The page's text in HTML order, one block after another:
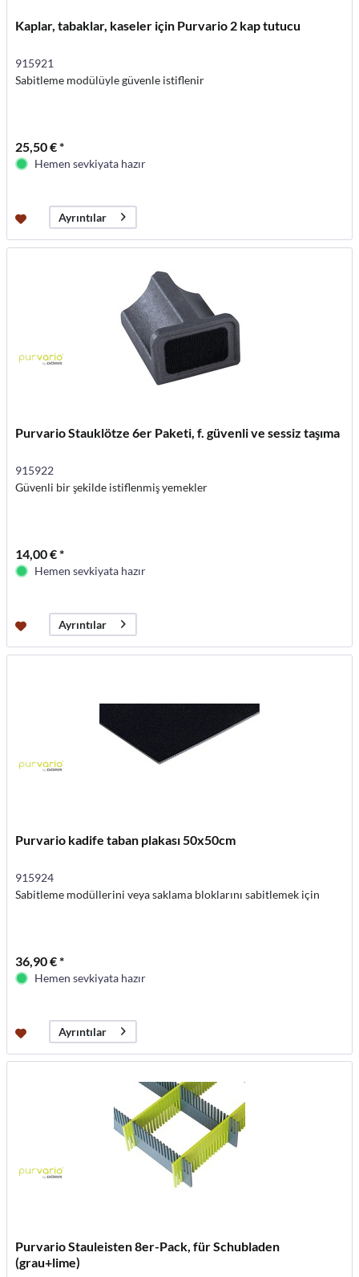
Kaplar, tabaklar, kaseler için Purvario 2 kap tutucu
915921
Sabitleme modülüyle güvenle istiflenir
25,50 € *
Hemen sevkiyata hazır
Ayrıntılar
Purvario Stauklötze 6er Paketi, f. güvenli ve sessiz taşıma
915922
Güvenli bir şekilde istiflenmiş yemekler
14,00 € *
Hemen sevkiyata hazır
Ayrıntılar
Purvario kadife taban plakası 50x50cm
915924
Sabitleme modüllerini veya saklama bloklarını sabitlemek için
36,90 € *
Hemen sevkiyata hazır
Ayrıntılar
Purvario Stauleisten 8er-Pack, für Schubladen
(grau+lime)